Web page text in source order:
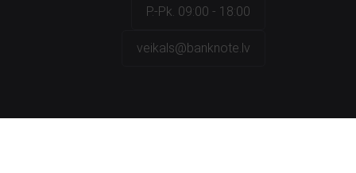
P.-Pk. 09:00 - 18:00
veikals@banknote.lv